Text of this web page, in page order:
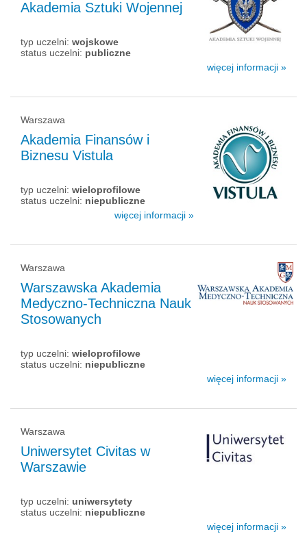
Akademia Sztuki Wojennej
typ uczelni: wojskowe
status uczelni: publiczne
więcej informacji »
Warszawa
Akademia Finansów i
Biznesu Vistula
typ uczelni: wieloprofilowe
status uczelni: niepubliczne
więcej informacji »
Warszawa
Warszawska Akademia
Medyczno-Techniczna Nauk
Stosowanych
typ uczelni: wieloprofilowe
status uczelni: niepubliczne
więcej informacji »
Warszawa
Uniwersytet Civitas w
Warszawie
typ uczelni: uniwersytety
status uczelni: niepubliczne
więcej informacji »